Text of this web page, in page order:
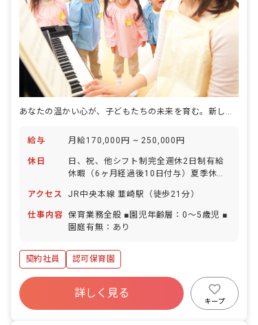
あなたの温かい心が、子どもたちの未来を育む。新しい一歩をここで踏み出しませんか？
給与 月給170,000円 ~ 250,000円
休日
日、祝、他シフト制完全週休2日制有給
休暇（6ヶ月経過後10日付与）夏季休暇
アクセス
JR中央本線 韮崎駅（徒歩21分）
仕事内容 保育業務全般 ■園児年齢層：0～5歳児 ■
園庭有無：あり
契約社員 認可保育園
詳しく見る
キープ